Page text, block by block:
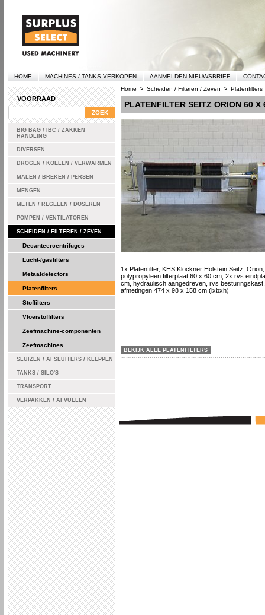
HOME MACHINES / TANKS VERKOPEN AANMELDEN NIEUWSBRIEF
VOORRAAD
BIG BAG / IBC / ZAKKEN
HANDLING
DIVERSEN
DROGEN / KOELEN / VERWARMEN
MALEN / BREKEN / PERSEN
MENGEN
METEN / REGELEN / DOSEREN
POMPEN / VENTILATOREN
SCHEIDEN / FILTEREN / ZEVEN
Decanteercentrifuges
Lucht-/gasfilters
Metaaldetectors
Platenfilters
Stoffilters
Vloeistoffilters
Zeefmachine-componenten
Zeefmachines
SLUIZEN / AFSLUITERS / KLEPPEN
TANKS / SILO'S
TRANSPORT
VERPAKKEN / AFVULLEN
Home > Scheiden / Filteren / Zeven > Platenfilters
PLATENFILTER SEITZ ORION 60 X
1x Platenfilter, KHS Klöckner Holstein Seitz,
polypropyleen filterplaat 60 x 60 cm, 2x rvs
cm, hydraulisch aangedreven, rvs
afmetingen 474 x 98 x 158 cm (lxbxh)
BEKIJK ALLE PLATENFILTERS